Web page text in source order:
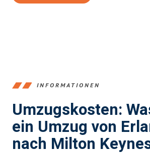
INFORMATIONEN
Umzugskosten:
ein Umzug von
nach Milton